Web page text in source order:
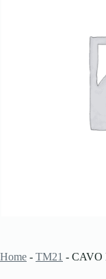
Home - TM21 - CAVO